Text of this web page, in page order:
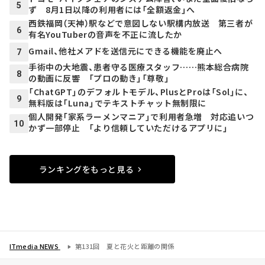
5
ず 8月1日以降の利用者には「全額返金」へ
6
西鉄福岡（天神）駅などで意図しない駅構内放送 第三者が
有名YouTuberの音声を不正に流したか
7 Gmail、他社メアドを送信元にできる機能を廃止へ
8
手術中の大地震、患者守る医療スタッフ……熊本総合病院
の動画に反響 「プロの動き」「尊敬」
9
「ChatGPT」のデフォルトモデル、PlusとProは「Sol」に、
無料版は「Luna」でテキストチャット無制限に
10
個人開発「家系ラーメンマニア」で利用者急増 対応追いつ
かず一部停止 「より信頼していただけるアプリに」
ランキングをもっと見る
ITmedia NEWS 第131回 夏と花火と距離の関係